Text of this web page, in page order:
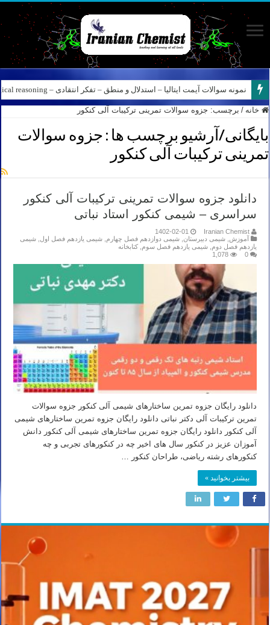
نمونه سوالات آیمت ایتالیا – استدلال و منطق – تفکر انتقادی – Logical reasoning – پارت ۸
خانه / برچسب: جزوه سوالات تمرینی ترکیبات آلی کنکور
بایگانی/آرشیو برچسب ها : جزوه سوالات
تمرینی ترکیبات آلی کنکور
دانلود جزوه سوالات تمرینی ترکیبات آلی کنکور
سراسری – شیمی کنکور استاد نباتی
Iranian Chemist
1402-02-01
آموزش شیمی دبیرستان شیمی دوازدهم فصل چهارم شیمی یازدهم فصل اول شیمی
یازدهم فصل دوم شیمی یازدهم فصل سوم کتابخانه
0
1,078
دانلود رایگان جزوه تمرین ساختارهای شیمی آلی کنکور جزوه سوالات
تمرین ترکیبات آلی دکتر نباتی دانلود رایگان جزوه تمرین ساختارهای شیمی
آلی کنکور دانلود رایگان جزوه تمرین ساختارهای شیمی آلی کنکور دانش
آموزان عزیز در کنکور سال های اخیر چه در کنکورهای تجربی و چه
کنکورهای رشته ریاضی، طراحان کنکور …
بیشتر بخوانید »